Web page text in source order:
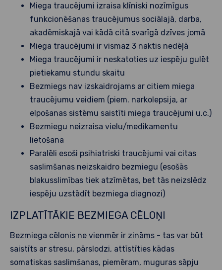
Miega traucējumi izraisa klīniski nozīmīgus
funkcionēšanas traucējumus sociālajā, darba,
akadēmiskajā vai kādā citā svarīgā dzīves jomā
Miega traucējumi ir vismaz 3 naktis nedēļā
Miega traucējumi ir neskatoties uz iespēju gulēt
pietiekamu stundu skaitu
Bezmiegs nav izskaidrojams ar citiem miega
traucējumu veidiem (piem. narkolepsija, ar
elpošanas sistēmu saistīti miega traucējumi u.c.)
Bezmiegu neizraisa vielu/medikamentu
lietošana
Paralēli esoši psihiatriski traucējumi vai citas
saslimšanas neizskaidro bezmiegu (esošās
blakusslimības tiek atzīmētas, bet tās neizslēdz
iespēju uzstādīt bezmiega diagnozi)
IZPLATĪTĀKIE BEZMIEGA CĒLOŅI
Bezmiega cēlonis ne vienmēr ir zināms - tas var būt
saistīts ar stresu, pārslodzi, attīstīties kādas
somatiskas saslimšanas, piemēram, muguras sāpju